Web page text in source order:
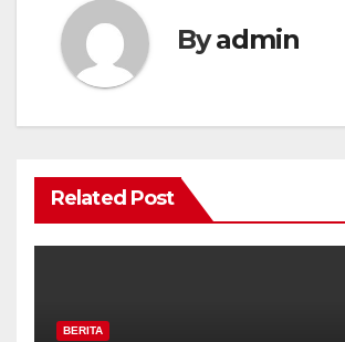
Byadmin
Related Post
BERITA